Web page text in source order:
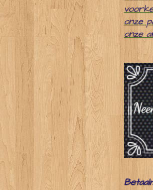
onze
onze